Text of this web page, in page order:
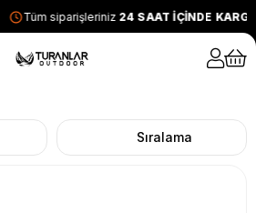
Tüm siparişleriniz24 SAAT İÇİNDE KARGODA
Sıralama